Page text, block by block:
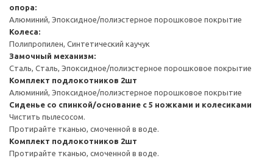
опора:
Алюминий, Эпоксидное/полиэстерное порошковое покрытие
Колеса:
Полипропилен, Синтетический каучук
Замочный механизм:
Сталь, Сталь, Эпоксидное/полиэстерное порошковое покрытие
Комплект подлокотников 2шт
Алюминий, Эпоксидное/полиэстерное порошковое покрытие
Сиденье со спинкой/основание с 5 ножками и колесиками
Чистить пылесосом.
Протирайте тканью, смоченной в воде.
Комплект подлокотников 2шт
Протирайте тканью, смоченной в воде.